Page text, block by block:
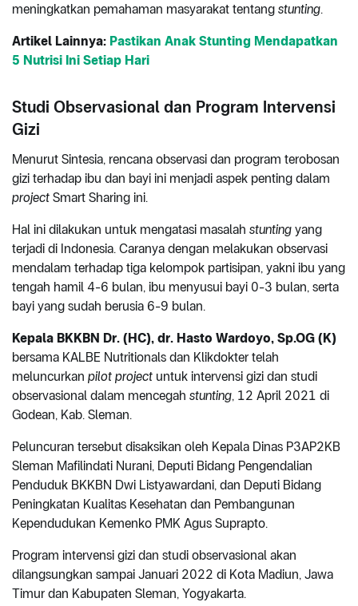
meningkatkan pemahaman masyarakat tentang stunting.
Artikel Lainnya: Pastikan Anak Stunting Mendapatkan
5 Nutrisi Ini Setiap Hari
Studi Observasional dan Program Intervensi
Gizi
Menurut Sintesia, rencana observasi dan program terobosan
gizi terhadap ibu dan bayi ini menjadi aspek penting dalam
project Smart Sharing ini.
Hal ini dilakukan untuk mengatasi masalah stunting yang
terjadi di Indonesia. Caranya dengan melakukan observasi
mendalam terhadap tiga kelompok partisipan, yakni ibu yang
tengah hamil 4-6 bulan, ibu menyusui bayi 0-3 bulan, serta
bayi yang sudah berusia 6-9 bulan.
Kepala BKKBN Dr. (HC), dr. Hasto Wardoyo, Sp.OG (K)
bersama KALBE Nutritionals dan Klikdokter telah
meluncurkan pilot project untuk intervensi gizi dan studi
observasional dalam mencegah stunting, 12 April 2021 di
Godean, Kab. Sleman.
Peluncuran tersebut disaksikan oleh Kepala Dinas P3AP2KB
Sleman Mafilindati Nurani, Deputi Bidang Pengendalian
Penduduk BKKBN Dwi Listyawardani, dan Deputi Bidang
Peningkatan Kualitas Kesehatan dan Pembangunan
Kependudukan Kemenko PMK Agus Suprapto.
Program intervensi gizi dan studi observasional akan
dilangsungkan sampai Januari 2022 di Kota Madiun, Jawa
Timur dan Kabupaten Sleman, Yogyakarta.